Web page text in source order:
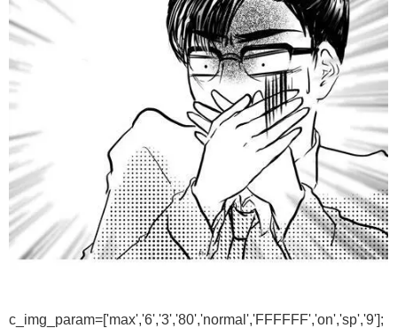
c_img_param=['max','6','3','80','normal','FFFFFF','on','sp','9'];